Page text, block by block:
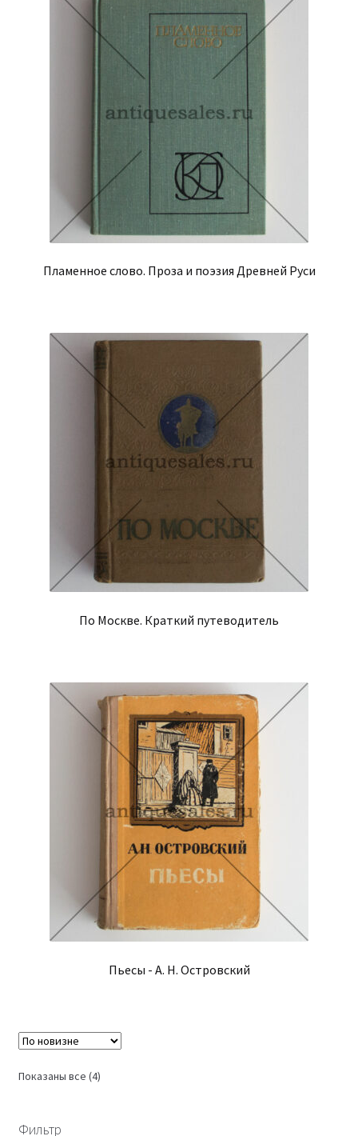
Пламенное слово. Проза и поэзия Древней Руси
По Москве. Краткий путеводитель
Пьесы - А. Н. Островский
Показаны все (4)Сортировка:
Фильтр